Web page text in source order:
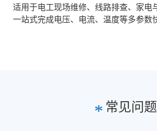
适用于电工现场维修、线路排查、家电
一站式完成电压、电流、温度等多参数
* 常见问题